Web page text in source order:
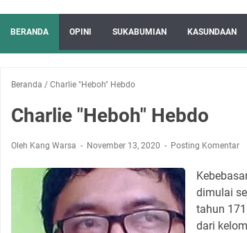
BERANDA OPINI SUKABUMIAN KASUNDAAN
Beranda / Charlie "Heboh" Hebdo
Charlie "Heboh" Hebdo
Oleh Kang Warsa November 13, 2020 Posting Komentar
dimulai
tahun
dari